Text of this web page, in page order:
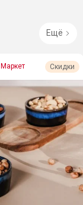
Ещё
Скидки